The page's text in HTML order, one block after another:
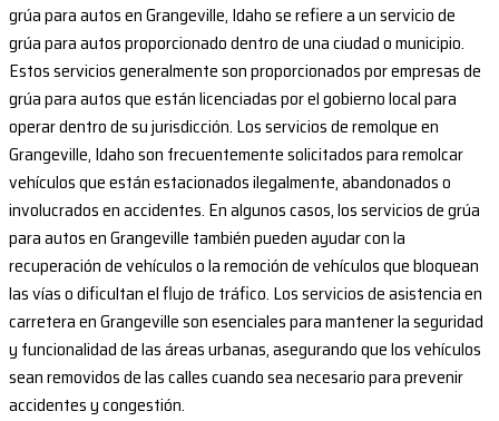
grúa para autos en Grangeville, Idaho se refiere a un servicio de
grúa para autos proporcionado dentro de una ciudad o municipio.
Estos servicios generalmente son proporcionados por empresas de
grúa para autos que están licenciadas por el gobierno local para
operar dentro de su jurisdicción. Los servicios de remolque en
Grangeville, Idaho son frecuentemente solicitados para remolcar
vehículos que están estacionados ilegalmente, abandonados o
involucrados en accidentes. En algunos casos, los servicios de grúa
para autos en Grangeville también pueden ayudar con la
recuperación de vehículos o la remoción de vehículos que bloquean
las vías o dificultan el flujo de tráfico. Los servicios de asistencia en
carretera en Grangeville son esenciales para mantener la seguridad
y funcionalidad de las áreas urbanas, asegurando que los vehículos
sean removidos de las calles cuando sea necesario para prevenir
accidentes y congestión.